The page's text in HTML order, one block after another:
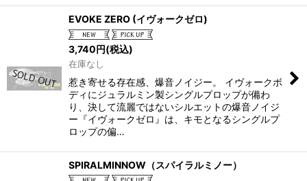
EVOKE ZERO (イヴォークゼロ)
3,740円(税込)
在庫なし
惹き寄せる存在感、爆音ノイジー。 イヴォークボ
ディにジュラルミン製シングルプロップが備わ
り、決して流麗ではないシルエットの爆音ノイジ
ー『イヴォークゼロ』は、キモとなるシングルプ
ロップの偏…
SPIRALMINNOW（スパイラルミノー）